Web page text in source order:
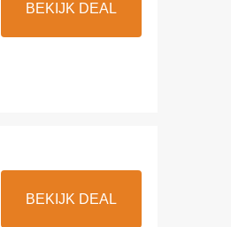
BEKIJK DEAL
BEKIJK DEAL